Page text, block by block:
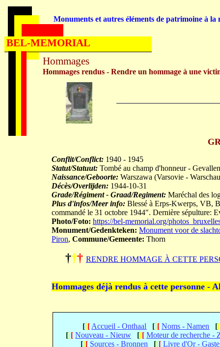
Conflit/Conflict: 1940 - 1945
Statut/Statuut: Tombé au champ d'honneur -
Naissance/Geboorte: Warszawa (Varsovie -
Décès/Overlijden: 1944-10-31
Grade/Régiment - Graad/Regiment: Maréchal des
Plus d'infos/Meer info: Blessé à Erps-Kwerps, VB,
commandé le 31 octobre 1944". Dernière sépulture:
Photo/Foto: https://bel-memorial.org/
Monument/Gedenkteken: Monument voor de
Piron, Commune/Gemeente: Thorn
††† RENDRE HOMMAGE À CETTE
Hommages déjà rendus à cette personne -
[[[ Accueil - Onthaal [[[ Noms - Namen [[
[[[ Nouveau - Nieuw [[[ Moteur de recherche -
[[[ Sources - Bronnen [[[ Livre d'Or -
Hommages
Hommages rendus - Rendre un hommage à une
Monuments et autres éléments de patrimoine à la
BEL-MEMORIAL